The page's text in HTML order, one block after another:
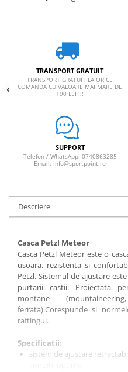
TRANSPORT GRATUIT
TRANSPORT GRATUIT LA ORICE
COMANDA CU VALOARE MAI MARE DE
190 LEI !!!
SUPPORT
Telefon / WhatsApp: 0740863285
Email: info@sportpoint.ro
Descriere
Casca Petzl Meteor
Casca Petzl Meteor este o
usoara, rezistenta si
Petzl. Sistemul de ajustare
purtarii castii. Proiectata
montane
ferrata).Corespunde si
raftingul.
Specificatii:
sistem de ajustare